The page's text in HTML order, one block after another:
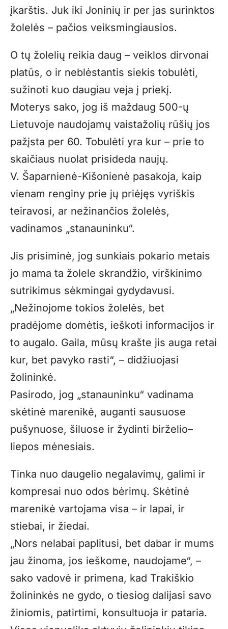
įkarštis. Juk iki Joninių ir per jas surinktos
žolelės – pačios veiksmingiausios.
O tų žolelių reikia daug – veiklos dirvonai
platūs, o ir neblėstantis siekis tobulėti,
sužinoti kuo daugiau veja į priekį.
Moterys sako, jog iš maždaug 500-ų
Lietuvoje naudojamų vaistažolių rūšių jos
pažįsta per 60. Tobulėti yra kur – prie to
skaičiaus nuolat prisideda naujų.
V. Šaparnienė-Kišonienė pasakoja, kaip
vienam renginy prie jų priėjęs vyriškis
teiravosi, ar nežinančios žolelės,
vadinamos „stanauninku“.
Jis prisiminė, jog sunkiais pokario metais
jo mama ta žolele skrandžio, virškinimo
sutrikimus sėkmingai gydydavusi.
„Nežinojome tokios žolelės, bet
pradėjome domėtis, ieškoti informacijos ir
to augalo. Gaila, mūsų krašte jis auga retai
kur, bet pavyko rasti“, – didžiuojasi
žolininkė.
Pasirodo, jog „stanauninku“ vadinama
skėtinė marenikė, auganti sausuose
pušynuose, šiluose ir žydinti birželio–
liepos mėnesiais.
Tinka nuo daugelio negalavimų, galimi ir
kompresai nuo odos bėrimų. Skėtinė
marenikė vartojama visa – ir lapai, ir
stiebai, ir žiedai.
„Nors nelabai paplitusi, bet dabar ir mums
jau žinoma, jos ieškome, naudojame“, –
sako vadovė ir primena, kad Trakiškio
žolininkės ne gydo, o tiesiog dalijasi savo
žiniomis, patirtimi, konsultuoja ir pataria.